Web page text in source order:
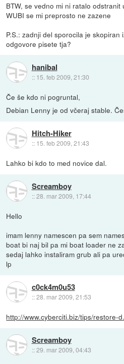
BTW, se vedno mi ni ratalo
WUBI se mi preprosto ne zazene
P.S.: zadnji del sporocila je skopiran
odgovore pisete tja?
hanibal
:: 15. feb 2009, 21:30
Če še kdo ni pogruntal,
Debian Lenny je od včeraj stable.
Hitch-Hiker
:: 15. feb 2009, 21:43
Lahko bi kdo to med novice dal.
Screamboy
::28. mar 2009, 17:44
Hello
imam lenny namescen pa sem
boat bi naj bil pa mi boat loader ne
sedaj lahko instaliram grub ali pa
lp
c0ck4m0u53
::28. mar 2009, 21:53
http://www.cyberciti.biz/tips/restore-
Screamboy
::29. mar 2009, 04:43